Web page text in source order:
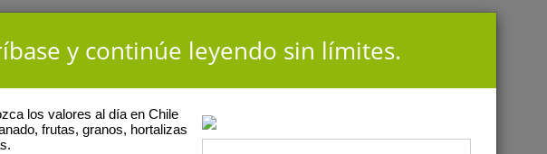
y continúe leyendo sin límites.
los valores al día en Chile
frutas, granos, hortalizas